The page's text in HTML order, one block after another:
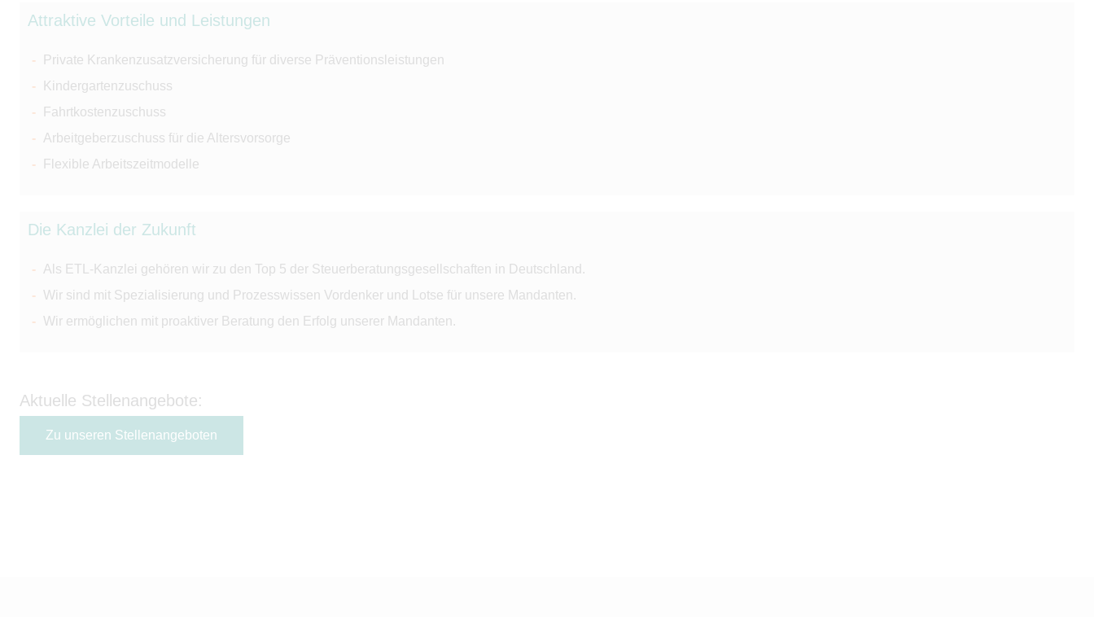
Attraktive Vorteile und Leistungen
Private Krankenzusatzversicherung für diverse Präventionsleistungen
Kindergartenzuschuss
Fahrtkostenzuschuss
Arbeitgeberzuschuss für die Altersvorsorge
Flexible Arbeitszeitmodelle
Die Kanzlei der Zukunft
Als ETL-Kanzlei gehören wir zu den Top 5 der Steuerberatungsgesellschaften in Deutschland.
Wir sind mit Spezialisierung und Prozesswissen Vordenker und Lotse für unsere Mandanten.
Wir ermöglichen mit proaktiver Beratung den Erfolg unserer Mandanten.
Aktuelle Stellenangebote:
Zu unseren Stellenangeboten